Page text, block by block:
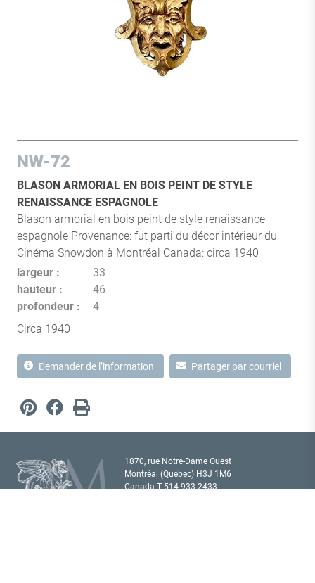
NW-72
BLASON ARMORIAL EN BOIS PEINT DE STYLE
RENAISSANCE ESPAGNOLE
Blason armorial en bois peint de style renaissance
espagnole Provenance: fut parti du décor intérieur du
Cinéma Snowdon à Montréal Canada: circa 1940
largeur
33
hauteur
46
profondeur
4
Circa 1940
Demander de l’information Partager par courriel
1870, rue Notre-Dame Ouest
Montréal (Québec) H3J 1M6
Canada T 514 933 2433